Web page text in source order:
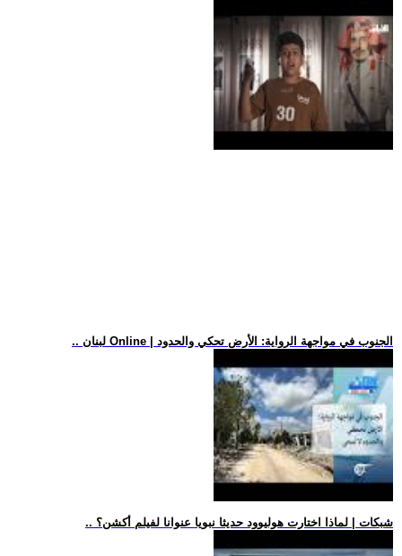
.. لبنان Online | الجنوب في مواجهة الرواية: الأرض تحكي والحدود
.. شبكات | لماذا اختارت هوليوود حديثا نبويا عنوانا لفيلم أكشن؟